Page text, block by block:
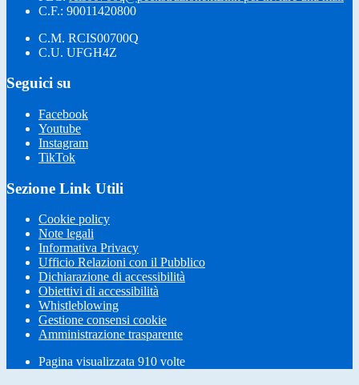
C.F.: 90011420800
C.M. RCIS00700Q
C.U. UFGH4Z
Seguici su
Facebook
Youtube
Instagram
TikTok
Sezione Link Utili
Cookie policy
Note legali
Informativa Privacy
Ufficio Relazioni con il Pubblico
Dichiarazione di accessibilità
Obiettivi di accessibilità
Whistleblowing
Gestione consensi cookie
Amministrazione trasparente
Pagina visualizzata 910 volte